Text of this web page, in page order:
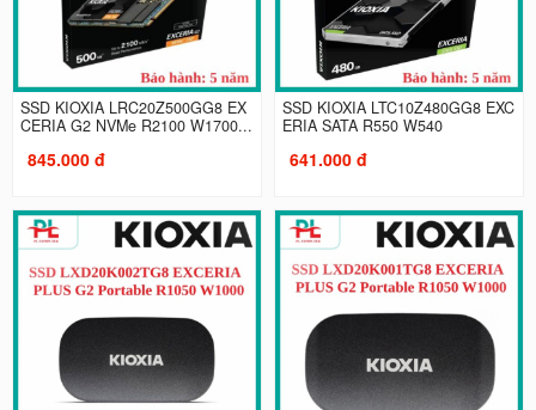
SSD KIOXIA LRC20Z500GG8 EX
CERIA G2 NVMe R2100 W1700...
845.000 đ
SSD KIOXIA LTC10Z480GG8 EXC
ERIA SATA R550 W540
641.000 đ